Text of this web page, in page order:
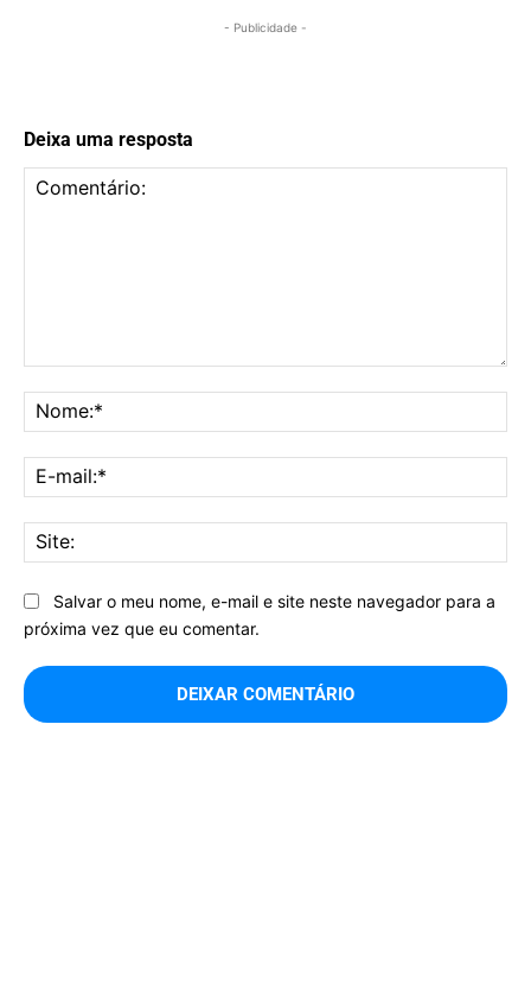
- Publicidade -
Deixa uma resposta
Salvar o meu nome, e-mail e site neste navegador para a
próxima vez que eu comentar.